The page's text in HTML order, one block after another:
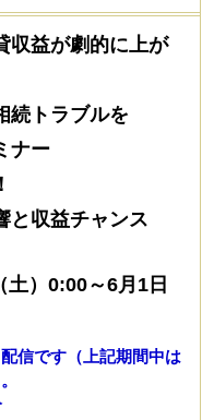
収益が劇的に上が
続トラブルを
ナー
と収益チャンス
土）0:00～6月1日
信です（上記期間中は